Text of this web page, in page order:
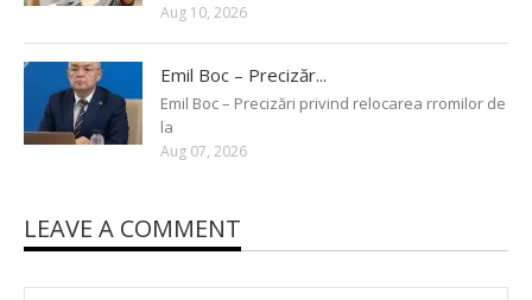
Aug 10, 2026
Emil Boc – Precizăr...
Emil Boc – Precizări privind relocarea rromilor de
la
Aug 07, 2026
LEAVE A COMMENT